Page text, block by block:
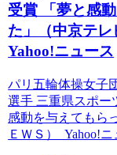
受賞 「夢と感
た」（中京テ
Yahoo!ニュース
パリ五輪体操女子
選手 三重県スポー
感動を与えてもら
ＥＷＳ） Yahoo!ニ